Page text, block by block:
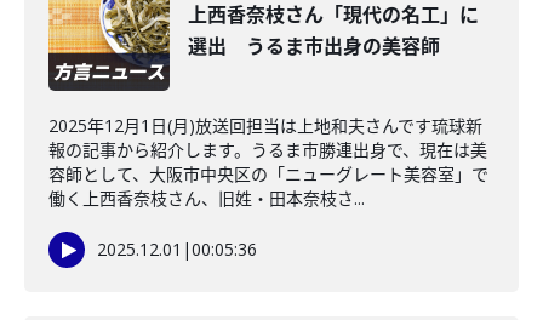
上西香奈枝さん「現代の名工」に
選出 うるま市出身の美容師
2025年12月1日(月)放送回担当は上地和夫さんです琉球新
報の記事から紹介します。うるま市勝連出身で、現在は美
容師として、大阪市中央区の「ニューグレート美容室」で
働く上西香奈枝さん、旧姓・田本奈枝さ...
2025.12.01 |00:05:36